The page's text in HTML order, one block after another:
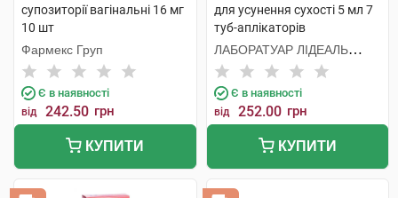
супозиторії вагінальні 16 мг
10 шт
Фармекс Груп
Є в наявності
від 242.50 грн
КУПИТИ
для усунення сухості 5 мл 7
туб-аплікаторів
ЛАБОРАТУАР ЛІДЕАЛЬ
Парізьєн Сп. з о.о.
Є в наявності
від 252.00 грн
КУПИТИ